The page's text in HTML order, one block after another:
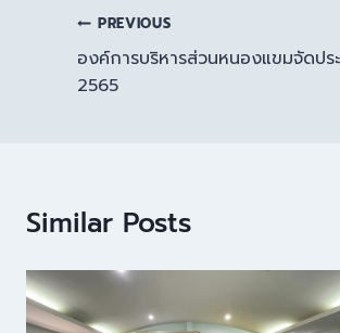
PREVIOUS
องค์การบริหารส่วนหนองแขมจัดป
2565
Similar Posts